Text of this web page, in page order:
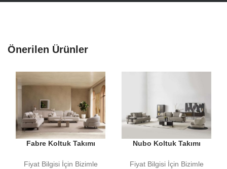
Önerilen Ürünler
Fabre Koltuk Takımı
Fiyat Bilgisi İçin Bizimle
Nubo Koltuk Takımı
Fiyat Bilgisi İçin Bizimle